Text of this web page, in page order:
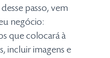
passo, vem
negócio:
que colocará à
incluir imagens e